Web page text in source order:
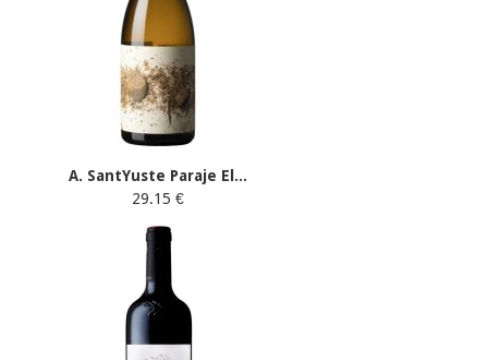
A. SantYuste Paraje El...
29.15 €